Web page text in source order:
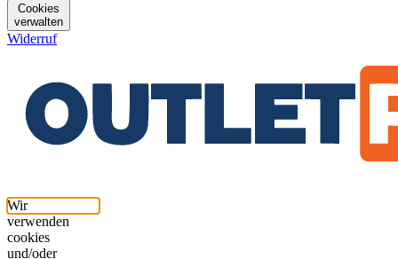
Cookies
verwalten
Widerruf
Wir
verwenden
cookies
und/oder